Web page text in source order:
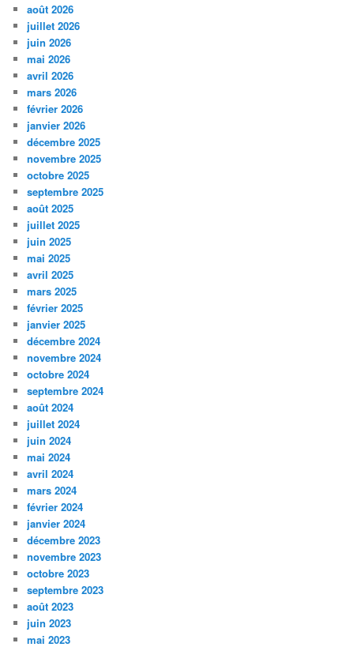
août 2026
juillet 2026
juin 2026
mai 2026
avril 2026
mars 2026
février 2026
janvier 2026
décembre 2025
novembre 2025
octobre 2025
septembre 2025
août 2025
juillet 2025
juin 2025
mai 2025
avril 2025
mars 2025
février 2025
janvier 2025
décembre 2024
novembre 2024
octobre 2024
septembre 2024
août 2024
juillet 2024
juin 2024
mai 2024
avril 2024
mars 2024
février 2024
janvier 2024
décembre 2023
novembre 2023
octobre 2023
septembre 2023
août 2023
juin 2023
mai 2023